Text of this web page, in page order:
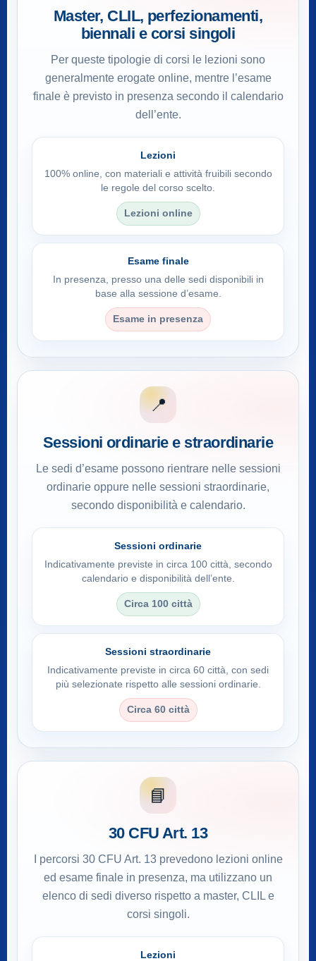
Master, CLIL, perfezionamenti,
biennali e corsi singoli
Per queste tipologie di corsi le lezioni sono
generalmente erogate online, mentre l’esame
finale è previsto in presenza secondo il calendario
dell’ente.
Lezioni
100% online, con materiali e attività fruibili secondo
le regole del corso scelto.
Lezioni online
Esame finale
In presenza, presso una delle sedi disponibili in
base alla sessione d’esame.
Esame in presenza
📍
Sessioni ordinarie e straordinarie
Le sedi d’esame possono rientrare nelle sessioni
ordinarie oppure nelle sessioni straordinarie,
secondo disponibilità e calendario.
Sessioni ordinarie
Indicativamente previste in circa 100 città, secondo
calendario e disponibilità dell’ente.
Circa 100 città
Sessioni straordinarie
Indicativamente previste in circa 60 città, con sedi
più selezionate rispetto alle sessioni ordinarie.
Circa 60 città
📘
30 CFU Art. 13
I percorsi 30 CFU Art. 13 prevedono lezioni online
ed esame finale in presenza, ma utilizzano un
elenco di sedi diverso rispetto a master, CLIL e
corsi singoli.
Lezioni